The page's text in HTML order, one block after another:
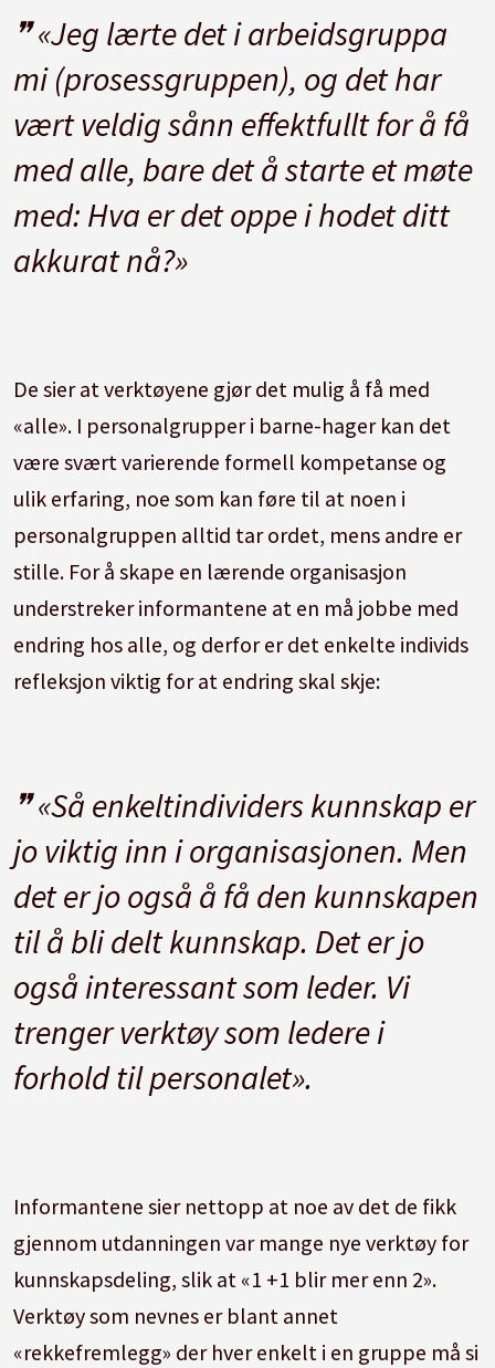
«Jeg lærte det i arbeidsgruppa
mi (prosessgruppen), og det har
vært veldig sånn effektfullt for å få
med alle, bare det å starte et møte
med: Hva er det oppe i hodet ditt
akkurat nå?»
De sier at verktøyene gjør det mulig å få med
«alle». I personalgrupper i barne-hager kan det
være svært varierende formell kompetanse og
ulik erfaring, noe som kan føre til at noen i
personalgruppen alltid tar ordet, mens andre er
stille. For å skape en lærende organisasjon
understreker informantene at en må jobbe med
endring hos alle, og derfor er det enkelte individs
refleksjon viktig for at endring skal skje:
«Så enkeltindividers kunnskap er
jo viktig inn i organisasjonen. Men
det er jo også å få den kunnskapen
til å bli delt kunnskap. Det er jo
også interessant som leder. Vi
trenger verktøy som ledere i
forhold til personalet».
Informantene sier nettopp at noe av det de fikk
gjennom utdanningen var mange nye verktøy for
kunnskapsdeling, slik at «1 +1 blir mer enn 2».
Verktøy som nevnes er blant annet
«rekkefremlegg» der hver enkelt i en gruppe må si